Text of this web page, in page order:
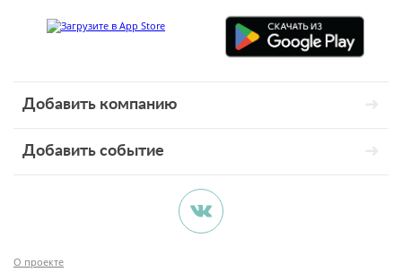
Добавить компанию
Добавить событие
О проекте